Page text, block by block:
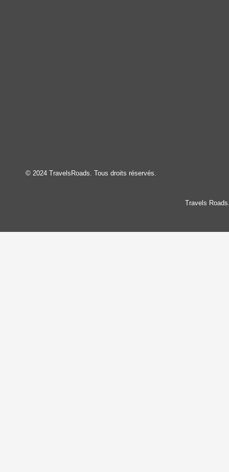
© 2024 TravelsRoads. Tous droits réservés.
Travels